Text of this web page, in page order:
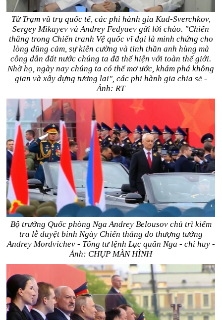
Từ Trạm vũ trụ quốc tế, các phi hành gia Kud-Sverchkov,
Sergey Mikayev và Andrey Fedyaev gửi lời chào. "Chiến
thắng trong Chiến tranh Vệ quốc vĩ đại là minh chứng cho
lòng dũng cảm, sự kiên cường và tinh thần anh hùng mà
công dân đất nước chúng ta đã thể hiện với toàn thế giới.
Nhờ họ, ngày nay chúng ta có thể mơ ước, khám phá không
gian và xây dựng tương lai", các phi hành gia chia sẻ -
Ảnh: RT
Bộ trưởng Quốc phòng Nga Andrey Belousov chủ trì kiểm
tra lễ duyệt binh Ngày Chiến thắng do thượng tướng
Andrey Mordvichev - Tổng tư lệnh Lục quân Nga - chỉ huy -
Ảnh: CHỤP MÀN HÌNH